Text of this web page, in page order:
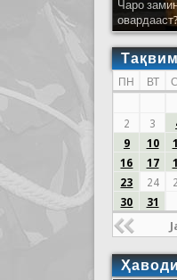
Чаро
ПН ВТ
2
3
9
10
16
17
23
24
30
31